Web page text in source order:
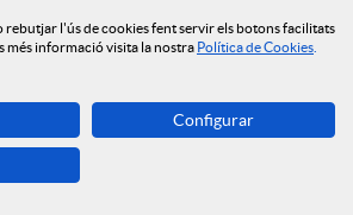
reforça la seva presència a Madrid
seu central
motors
Enginyers i el Col·legi i l’Associació
Industrials de Catalunya renoven la
rebutjar l'ús de cookies fent servir els botons facilitats
més informació visita la nostra Política de Cookies
Configurar